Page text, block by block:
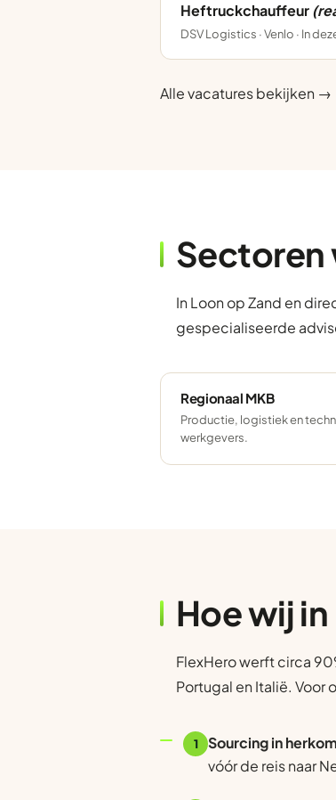
Heftruckchauffeur
DSV Logistics · Venlo · In
Alle vacatures bekijken →
Sectoren
In Loon op Zand en
gespecialiseerde
Regionaal MKB
Productie, logistiek en
werkgevers.
Hoe wij
FlexHero werft circa
Portugal en Italië. Voor
1 Sourcing in
vóór de reis naar